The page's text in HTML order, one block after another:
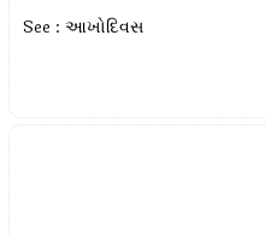
See : આખોદિવસ